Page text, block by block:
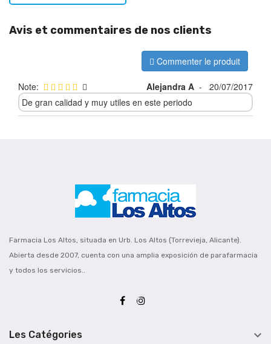
Avis et commentaires de nos clients
Commenter le produit
Note: Alejandra A -
20/07/2017
De gran calidad y muy utiles en este periodo
Farmacia Los Altos, situada en Urb. Los Altos (Torrevieja, Alicante).
Abierta desde 2007, cuenta con una amplia exposición de parafarmacia
y todos los servicios..
Les Catégories 